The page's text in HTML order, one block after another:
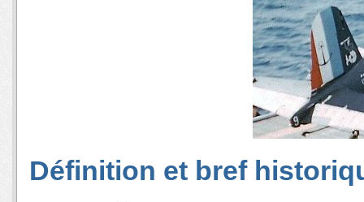
Définition et bref